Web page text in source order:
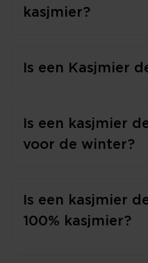
kasjmier?
Is een Kasjmier
Is een kasjmier
voor de winter?
Is een kasjmier
100% kasjmier?